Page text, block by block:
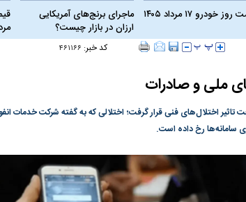
خودرو ۱۷ مرداد ۱۴۰۵
ماجرای برنج‌های آمریکایی
ارزان در بازار چیست؟
کد خبر: ۴۶۱۱۶۶
ملی و صادرات
اختلال‌های فنی قرار گرفت؛ اختلالی که به گفته شرکت خدمات
سامانه‌ها رخ داده است.
مطالعه رفتار هیستریک صدا و سیما علیه
کمپین نه به اعدام
در وزارت نفت
حساب آنها
رصد شوند